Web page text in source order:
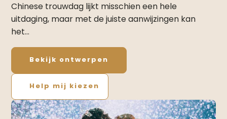
Chinese trouwdag lijkt misschien een hele
uitdaging, maar met de juiste aanwijzingen kan
het…
Bekijk ontwerpen
Help mij kiezen